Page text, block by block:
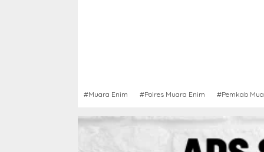
#Muara Enim #Polres Muara Enim #Pemkab